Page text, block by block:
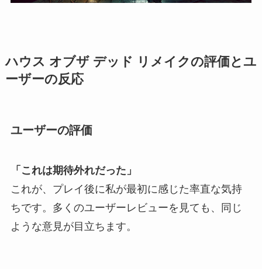
ハウス オブザ デッド リメイクの評価とユ
ーザーの反応
ユーザーの評価
「これは期待外れだった」
これが、プレイ後に私が最初に感じた率直な気持
ちです。多くのユーザーレビューを見ても、同じ
ような意見が目立ちます。